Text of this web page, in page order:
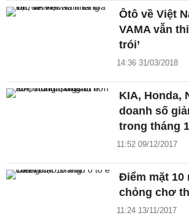
Ôtô về Việt
VAMA vẫn
trói’
14:36 31/03/2018
KIA, Honda,
doanh số
trong tháng
11:52 09/12/2017
Điểm mặt 10
chỏng chơ
11:24 13/11/2017